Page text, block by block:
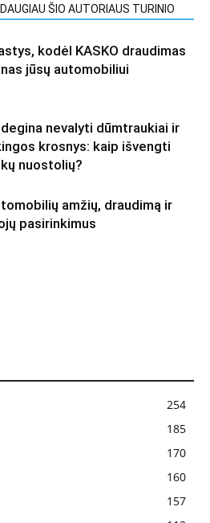
DAUGIAU ŠIO AUTORIAUS TURINIO
kodėl KASKO draudimas
jūsų automobiliui
nevalyti dūmtraukiai ir
krosnys: kaip išvengti
nuostolių?
amžių, draudimą ir
pasirinkimus
254
185
170
160
157